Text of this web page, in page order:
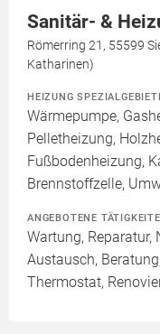
Sanitär- &
Römerring 21, 55599
Katharinen)
HEIZUNG
Wärmepumpe,
Pelletheizung,
Fußbodenheizung,
Brennstoffzelle,
ANGEBOTENE
Wartung,
Austausch,
Thermostat,